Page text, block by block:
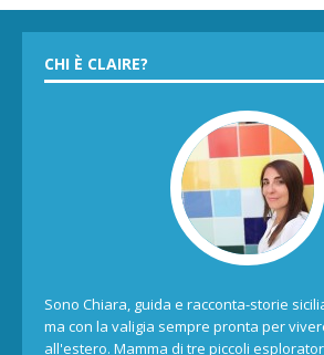
CHI È CLAIRE?
Sono Chiara, guida e racconta-storie
ma con la valigia sempre pronta per
all'estero. Mamma di tre piccoli